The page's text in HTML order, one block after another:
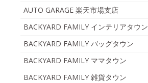
AUTO GARAGE 楽天市場支店
BACKYARD FAMILY インテリアタウン
BACKYARD FAMILY バッグタウン
BACKYARD FAMILY ママタウン
BACKYARD FAMILY 雑貨タウン